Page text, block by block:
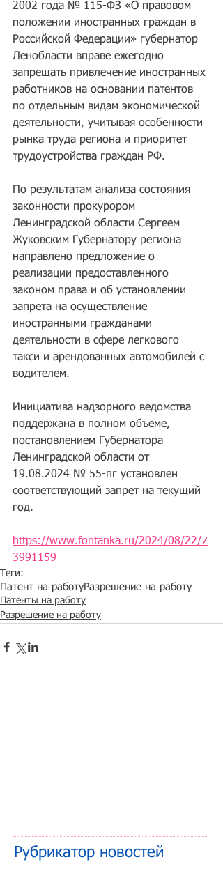
2002 года № 115-ФЗ «О правовом
положении иностранных граждан в
Российской Федерации» губернатор
Ленобласти вправе ежегодно
запрещать привлечение иностранных
работников на основании патентов
по отдельным видам экономической
деятельности, учитывая особенности
рынка труда региона и приоритет
трудоустройства граждан РФ.
По результатам анализа состояния
законности прокурором
Ленинградской области Сергеем
Жуковским Губернатору региона
направлено предложение о
реализации предоставленного
законом права и об установлении
запрета на осуществление
иностранными гражданами
деятельности в сфере легкового
такси и арендованных автомобилей с
водителем.
Инициатива надзорного ведомства
поддержана в полном объеме,
постановлением Губернатора
Ленинградской области от
19.08.2024 № 55-пг установлен
соответствующий запрет на текущий
год.
https://www.fontanka.ru/2024/08/22/7
3991159
Теги:
Патент на работуРазрешение на работу
Патенты на работу
Разрешение на работу
Рубрикатор новостей